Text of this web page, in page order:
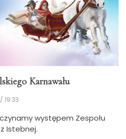
Karnawału
19:33
występem Zespołu
Istebnej.